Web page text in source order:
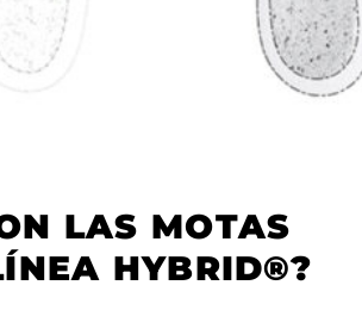
LAS MOTAS
HYBRID®?